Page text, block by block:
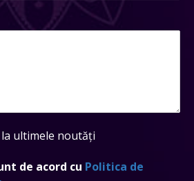
ultimele noutăți
de acord cu Politica de